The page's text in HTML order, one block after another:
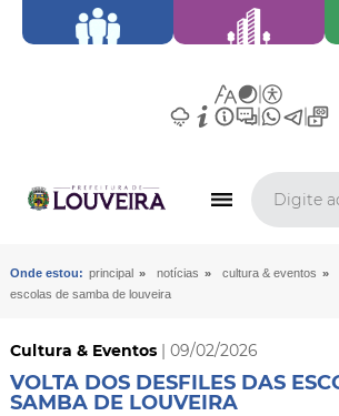
Onde estou: principal » notícias » cultura & eventos »
escolas de samba de louveira
Cultura & Eventos| 09/02/2026
VOLTA DOS DESFILES DAS
SAMBA DE LOUVEIRA